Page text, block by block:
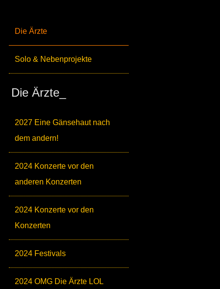
Die Ärzte
Solo & Nebenprojekte
Die Ärzte_
2027 Eine Gänsehaut nach
dem andern!
2024 Konzerte vor den
anderen Konzerten
2024 Konzerte vor den
Konzerten
2024 Festivals
2024 OMG Die Ärzte LOL